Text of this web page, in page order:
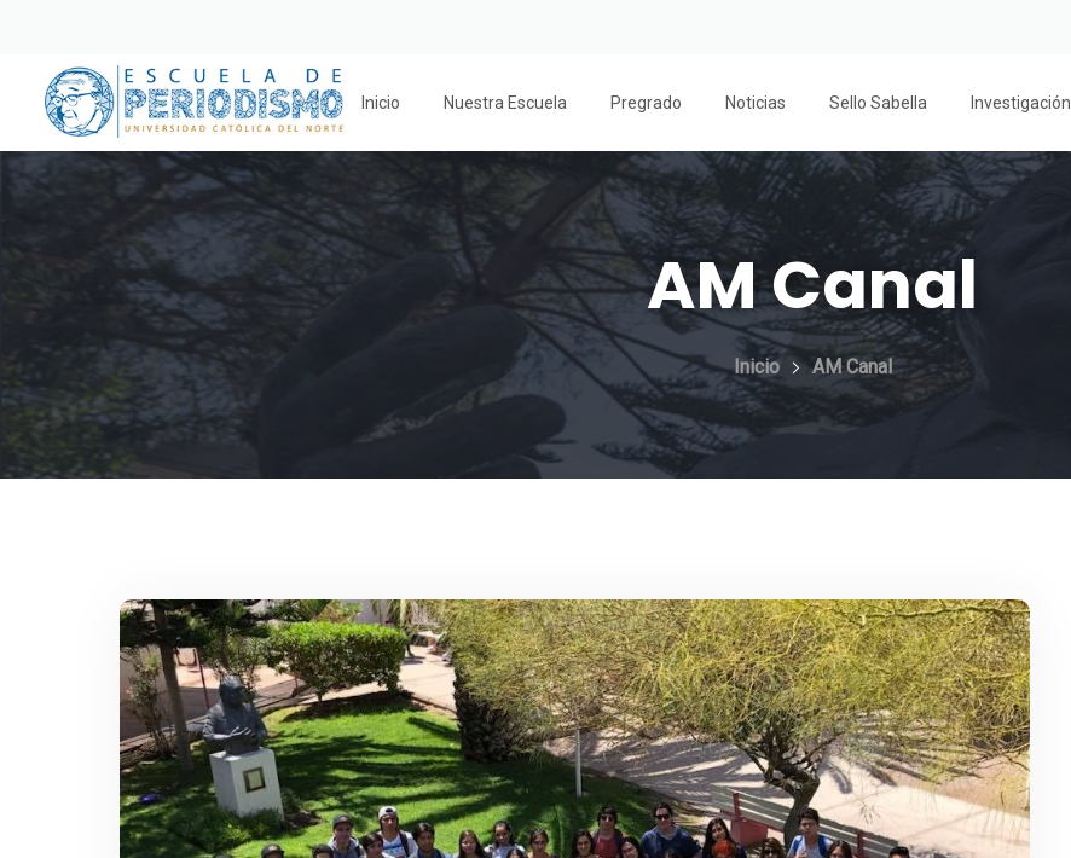
Inicio Nuestra Escuela Pregrado Noticias Sello Sabella Investigación
AM Canal
Inicio AM Canal